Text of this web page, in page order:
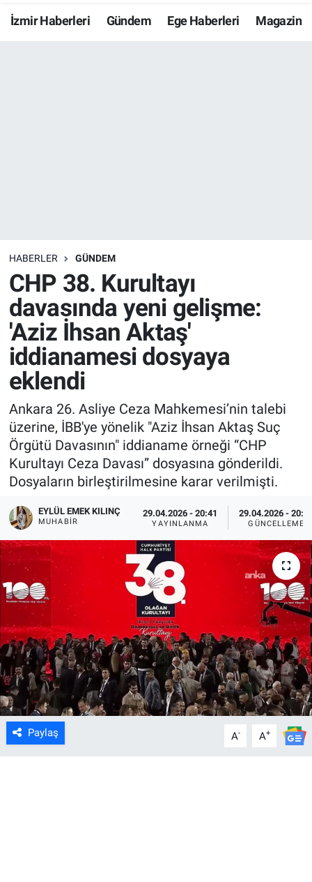
İzmir Haberleri Gündem Ege Haberleri Magazin
HABERLER GÜNDEM
CHP 38. Kurultayı
davasında yeni gelişme:
'Aziz İhsan Aktaş'
iddianamesi dosyaya
eklendi
Ankara 26. Asliye Ceza Mahkemesi’nin talebi
üzerine, İBB'ye yönelik "Aziz İhsan Aktaş Suç
Örgütü Davasının" iddianame örneği “CHP
Kurultayı Ceza Davası” dosyasına gönderildi.
Dosyaların birleştirilmesine karar verilmişti.
EYLÜL EMEK KILINÇ
MUHABIR
29.04.2026 - 20:41
YAYINLANMA
29.04.2026 -
GÜNCELLEME
Paylaş A- A+
Resmi İlanlar